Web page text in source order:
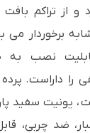
و از تراکم بافت
برخوردار می
نصب به
ضد چربی،